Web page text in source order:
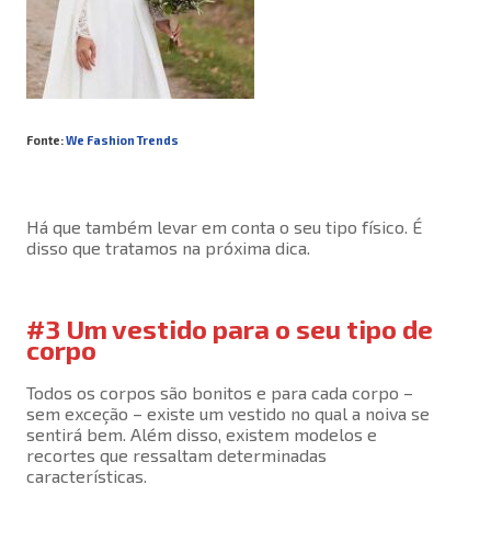
Fonte:We Fashion Trends
Há que também levar em conta o seu tipo físico. É
disso que tratamos na próxima dica.
#3 Um vestido para o seu tipo de
corpo
Todos os corpos são bonitos e para cada corpo –
sem exceção – existe um vestido no qual a noiva se
sentirá bem. Além disso, existem modelos e
recortes que ressaltam determinadas
características.